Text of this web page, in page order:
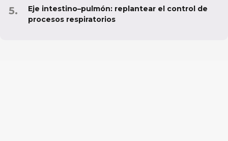
Eje intestino–pulmón: replantear el control de
procesos respiratorios